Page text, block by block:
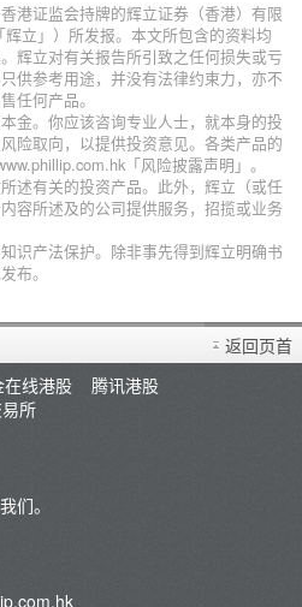
港证监会持牌的辉立证券（香港）有限
立」）所发报。本文所包含的资料均
辉立对有关报告所引致之任何损失或亏
供参考用途，并没有法律约束力，亦不
任何产品。
金。你应该咨询专业人士，就本身的投
险取向，以提供投资意见。各类产品的
「风险披露声明」。
述有关的投资产品。此外，辉立（或任
容所述及的公司提供服务，招揽或业务
识产法保护。除非事先得到辉立明确书
布。
返回页首
在线港股
腾讯港股
所
们。